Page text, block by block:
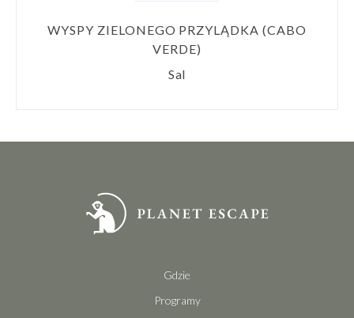
WYSPY ZIELONEGO PRZYLĄDKA (CABO
VERDE)
Sal
Gdzie
Programy